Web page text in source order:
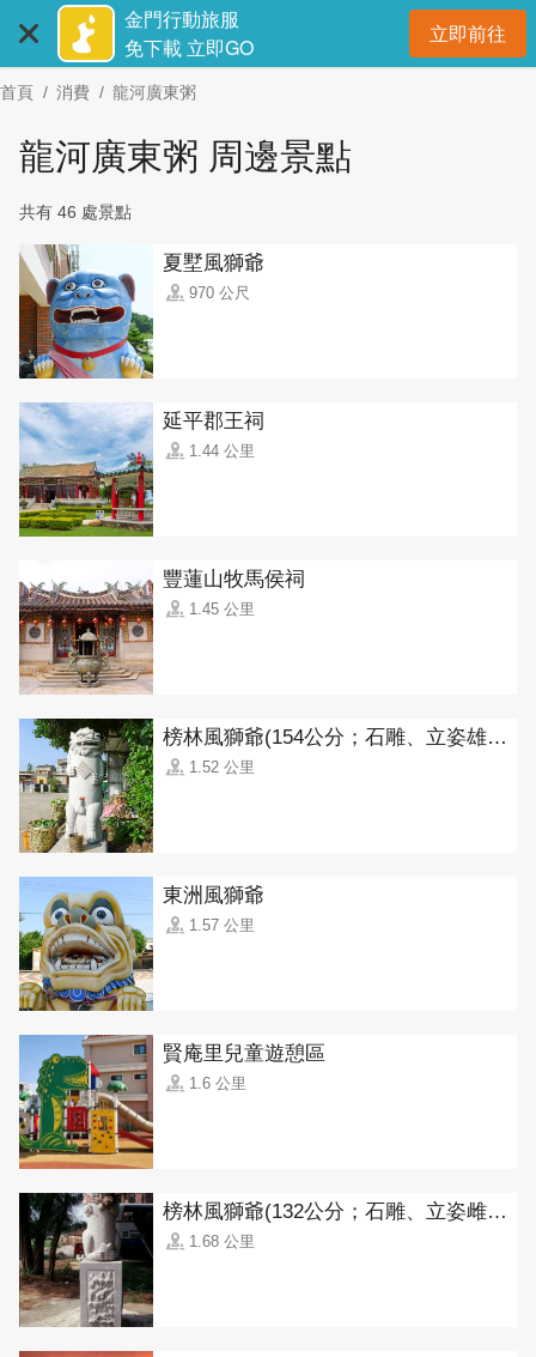
主
要
金門行動旅服
免下載 立即GO
立即前往開
首頁 消費 龍河廣東粥
龍河廣東粥 周邊景點
共有 46 處景點
夏墅風獅爺
970 公尺
延平郡王祠
1.44 公里
豐蓮山牧馬侯祠
1.45 公里
榜林風獅爺(154公分；石雕、立姿雄獅)
1.52 公里
東洲風獅爺
1.57 公里
賢庵里兒童遊憩區
1.6 公里
榜林風獅爺(132公分；石雕、立姿雌獅)
1.68 公里